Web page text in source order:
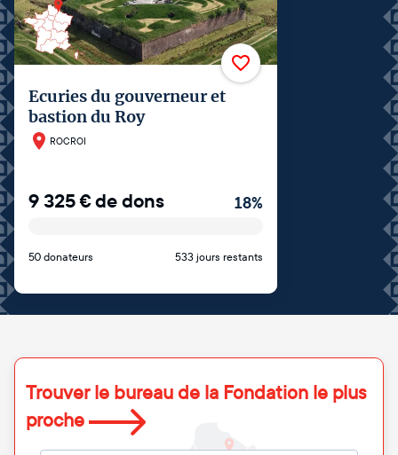
Ecuries du gouverneur et
bastion du Roy
ROCROI
9 325€de dons 18%
50 donateurs 533 jours restants
Trouver le bureau de la Fondation le plus
proche